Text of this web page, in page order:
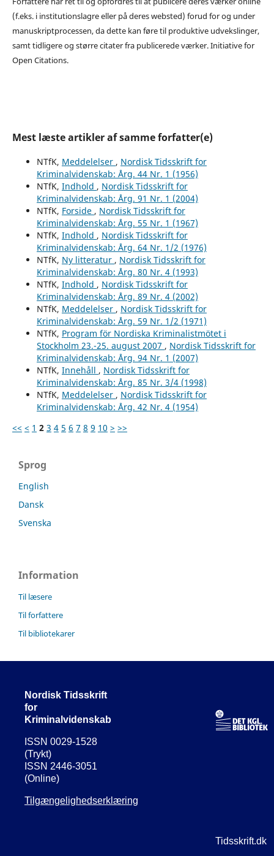
(f.eks. i institutionslagre eller på deres websted) forud for og under
manuskriptprocessen, da dette kan føre til produktive udvekslinger,
samt tidligere og større citater fra publicerede værker. Initiative for
Open Citations.
Mest læste artikler af samme forfatter(e)
NTfK, Meddelelser , Nordisk Tidsskrift for
Kriminalvidenskab: Årg. 44 Nr. 1 (1956)
NTfK, Indhold , Nordisk Tidsskrift for
Kriminalvidenskab: Årg. 91 Nr. 1 (2004)
NTfK, Forside , Nordisk Tidsskrift for
Kriminalvidenskab: Årg. 55 Nr. 1 (1967)
NTfK, Indhold , Nordisk Tidsskrift for
Kriminalvidenskab: Årg. 64 Nr. 1/2 (1976)
NTfK, Ny litteratur , Nordisk Tidsskrift for
Kriminalvidenskab: Årg. 80 Nr. 4 (1993)
NTfK, Indhold , Nordisk Tidsskrift for
Kriminalvidenskab: Årg. 89 Nr. 4 (2002)
NTfK, Meddelelser , Nordisk Tidsskrift for
Kriminalvidenskab: Årg. 59 Nr. 1/2 (1971)
NTfK, Program för Nordiska Kriminalistmötet i
Stockholm 23.-25. august 2007 , Nordisk Tidsskrift for
Kriminalvidenskab: Årg. 94 Nr. 1 (2007)
NTfK, Innehåll , Nordisk Tidsskrift for
Kriminalvidenskab: Årg. 85 Nr. 3/4 (1998)
NTfK, Meddelelser , Nordisk Tidsskrift for
Kriminalvidenskab: Årg. 42 Nr. 4 (1954)
<< < 1 2 3 4 5 6 7 8 9 10 > >>
Sprog
English
Dansk
Svenska
Information
Til læsere
Til forfattere
Til bibliotekarer
Nordisk Tidsskrift
for
Kriminalvidenskab
ISSN 0029-1528
(Trykt)
ISSN 2446-3051
(Online)
Tilgængelighedserklæring